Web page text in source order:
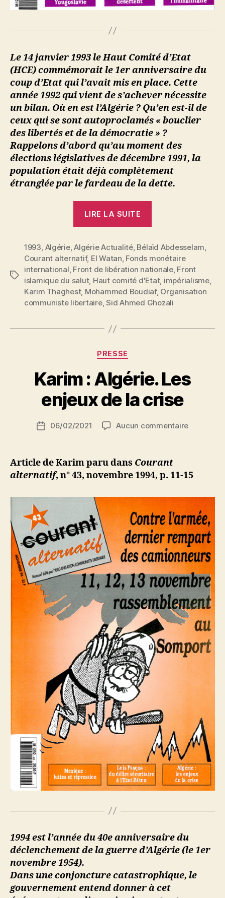
Le 14 janvier 1993 le Haut Comité d’Etat
(HCE) commémorait le 1er anniversaire du
coup d’Etat qui l’avait mis en place. Cette
année 1992 qui vient de s’achever nécessite
un bilan. Où en est l’Algérie ? Qu’en est-il de
ceux qui se sont autoproclamés « bouclier
des libertés et de la démocratie » ?
Rappelons d’abord qu’au moment des
élections législatives de décembre 1991, la
population était déjà complètement
étranglée par le fardeau de la dette.
LIRE LA SUITE
Algérie.
Normalisation
et
logique
coloniale »
Étiquettes
1993, Algérie,Algérie Actualité, Bélaïd Abdesselam,
Courant alternatif, El Watan, Fonds monétaire
international, Front de libération nationale, Front
islamique du salut, Haut comité d'Etat, impérialisme,
Karim Thaghest, Mohammed Boudiaf, Organisation
communiste libertaire,Sid Ahmed Ghozali
Catégories
PRESSE
Karim : Algérie. Les
enjeux de la crise
de
P
a
S
N
ji
Date06/02/2021 Aucun commentairesur
enjeux
crise
Article de Karim paru dans Courant
alternatif, n° 43, novembre 1994, p. 11-15
1994 est l’année du 40e anniversaire du
déclenchement de la guerre d’Algérie (le 1er
novembre 1954).
Dans une conjoncture catastrophique, le
gouvernement entend donner à cet